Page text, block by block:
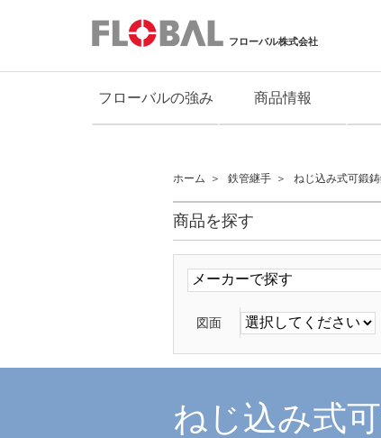
フローバル株式会社
フローバルの強み 商品情報
ホーム 鉄管継手 ねじ込み式可鍛
商品を探す
図面
ねじ込み式